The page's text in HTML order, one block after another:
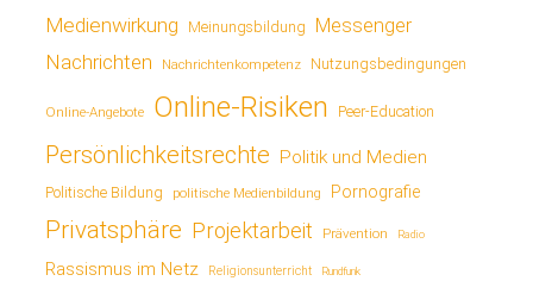
Medienwirkung Meinungsbildung Messenger
Nachrichten Nachrichtenkompetenz Nutzungsbedingungen
Online-Angebote Online-Risiken Peer-Education
Persönlichkeitsrechte Politik und Medien
Politische Bildung politische Medienbildung Pornografie
Privatsphäre Projektarbeit Prävention Radio
Rassismus im Netz Religionsunterricht Rundfunk